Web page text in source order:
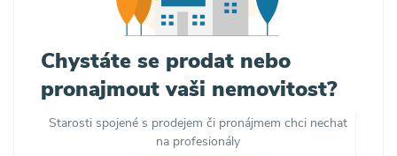
Chystáte se prodat nebo
pronajmout vaši nemovitost?
Starosti spojené s prodejem či pronájmem chci nechat
na profesionály